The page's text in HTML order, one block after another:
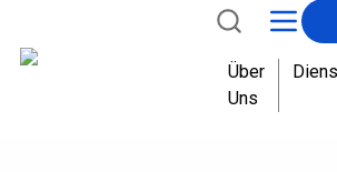
Über
Uns